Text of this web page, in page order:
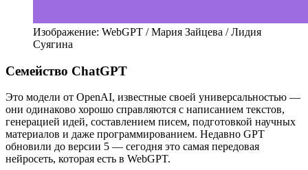
Изображение: WebGPT / Мария Зайцева / Лидия
Суягина
Семейство ChatGPT
Это модели от OpenAI, известные своей универсальностью —
они одинаково хорошо справляются с написанием текстов,
генерацией идей, составлением писем, подготовкой научных
материалов и даже программированием. Недавно GPT
обновили до версии 5 — сегодня это самая передовая
нейросеть, которая есть в WebGPT.